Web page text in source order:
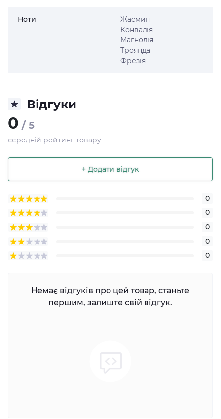
Ноти
Жасмин
Конвалія
Магнолія
Троянда
Фрезія
Відгуки
0 / 5
середній рейтинг товару
+ Додати відгук
0
0
0
0
0
Немає відгуків про цей товар, станьте
першим, залиште свій відгук.